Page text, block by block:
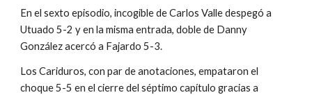
En el sexto episodio, incogible de Carlos Valle despegó a
Utuado 5-2 y en la misma entrada, doble de Danny
González acercó a Fajardo 5-3.
Los Cariduros, con par de anotaciones, empataron el
choque 5-5 en el cierre del séptimo capítulo gracias a